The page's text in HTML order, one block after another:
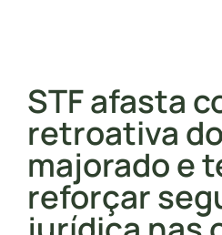
STF afasta
retroativa
majorado e
reforçar